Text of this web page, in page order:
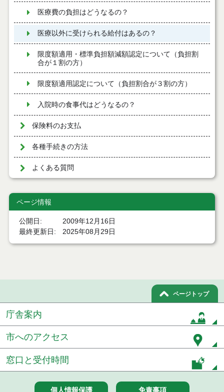
医療費の負担はどうなるの？
医療以外に受けられる給付はあるの？
限度額適用・標準負担額減額認定について（負担割
合が１割の方）
限度額適用認定について（負担割合が３割の方）
入院時の食事代はどうなるの？
保険料のお支払
各種手続きの方法
よくある質問
ページ情報
公開日
2009年12月16日
最終更新日
2025年08月29日
ページトップ
庁舎案内
市へのアクセス
窓口と受付時間
個人情報保護 免責事項